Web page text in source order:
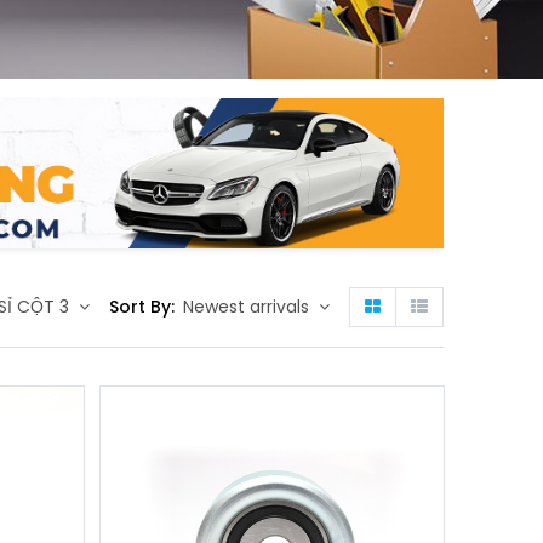
CỘT 3 Sort By: Newest arrivals